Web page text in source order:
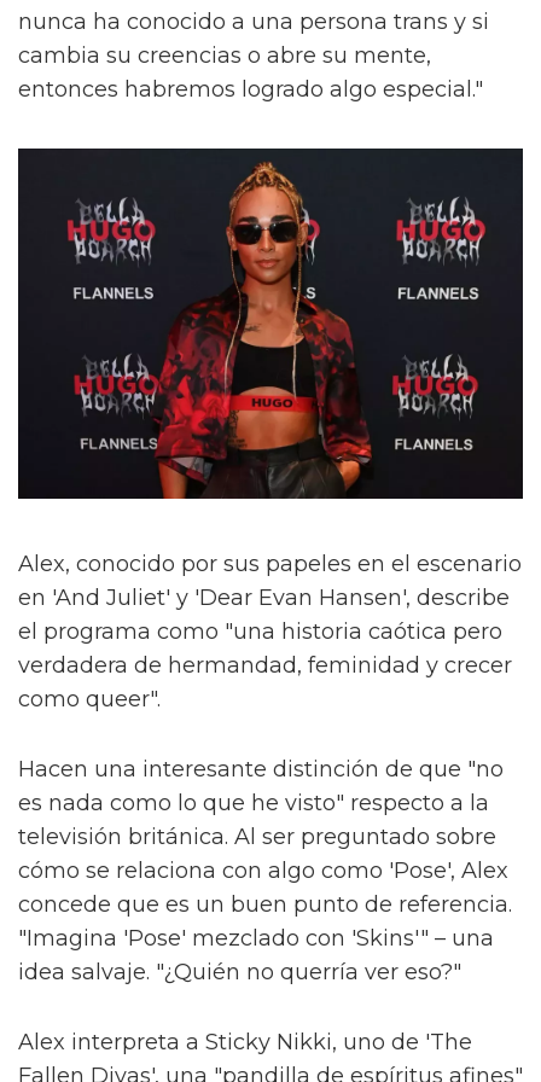
nunca ha conocido a una persona trans y si
cambia su creencias o abre su mente,
entonces habremos logrado algo especial."
Alex, conocido por sus papeles en el escenario
en 'And Juliet' y 'Dear Evan Hansen', describe
el programa como "una historia caótica pero
verdadera de hermandad, feminidad y crecer
como queer".
Hacen una interesante distinción de que "no
es nada como lo que he visto" respecto a la
televisión británica. Al ser preguntado sobre
cómo se relaciona con algo como 'Pose', Alex
concede que es un buen punto de referencia.
"Imagina 'Pose' mezclado con 'Skins'" – una
idea salvaje. "¿Quién no querría ver eso?"
Alex interpreta a Sticky Nikki, uno de 'The
Fallen Divas', una "pandilla de espíritus afines"